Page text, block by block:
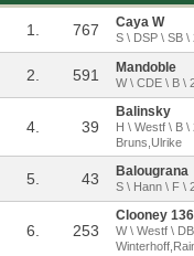
1. 767 Caya W
S \ DSP \ SB
2. 591 Mandoble
W \ CDE \ B \
4. 39
Balinsky
H \ Westf \ B
Bruns,Ulrike
5. 43 Balougrana
S \ Hann \ F \
6. 253
Clooney 136
W \ Westf \